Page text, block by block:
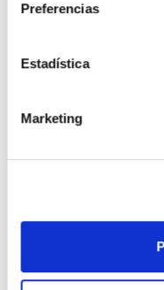
Preferencias
Estadística
Marketing
COMFORT ZONE -
33,50€